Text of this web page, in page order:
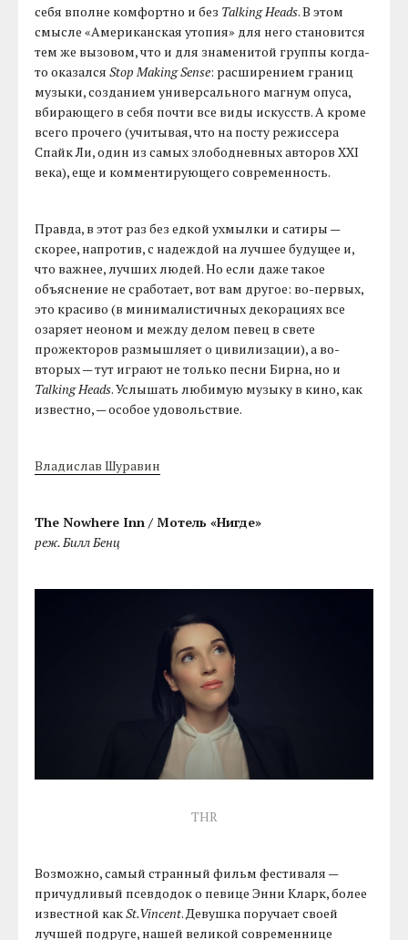
себя вполне комфортно и без Talking Heads. В этом
смысле «Американская утопия» для него становится
тем же вызовом, что и для знаменитой группы когда-
то оказалсяStop Making Sense: расширением границ
музыки, созданием универсального магнум опуса,
вбирающего в себя почти все виды искусств. А кроме
всего прочего (учитывая, что на посту режиссера
Спайк Ли, один из самых злободневных авторов XXI
века), еще и комментирующего современность.
Правда, в этот раз без едкой ухмылки и сатиры —
скорее, напротив, с надеждой на лучшее будущее и,
что важнее, лучших людей. Но если даже такое
объяснение не сработает, вот вам другое: во-первых,
это красиво (в минималистичных декорациях все
озаряет неоном и между делом певец в свете
прожекторов размышляет о цивилизации), а во-
вторых — тут играют не только песни Бирна, но и
Talking Heads. Услышать любимую музыку в кино, как
известно, — особое удовольствие.
Владислав Шуравин
The Nowhere Inn / Мотель «Нигде»
реж. Билл Бенц
THR
Возможно, самый странный фильм фестиваля —
причудливый псевдодок о певице Энни Кларк, более
известной какSt.Vincent. Девушка поручает своей
лучшей подруге, нашей великой современнице